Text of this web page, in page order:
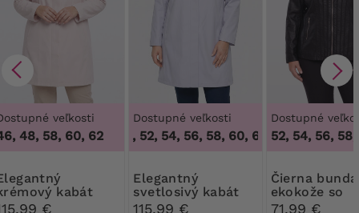
veľkosti
48, 58, 60, 62
kabát
€
Dostupné veľkosti
48, 50, 52, 54, 56, 58, 60, 62 48, 50, 52,
Elegantný
svetlosivý kabát
115,99 €
Dostupné
52, 54, 56,
Čierna bunda z
ekokože so
sieťovinou
71,99 €